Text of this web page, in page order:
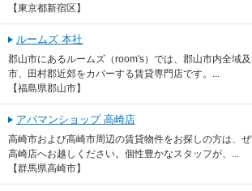
【東京都新宿区】
ルームズ 本社
郡山市にあるルームズ（room's）では、郡山市内全域
市、田村郡近郊をカバーする賃貸専門店です。...
【福島県郡山市】
アパマンショップ 高崎店
高崎市および高崎市周辺の賃貸物件をお探しの方は、
高崎店へお越しください。個性豊かなスタッフが、...
【群馬県高崎市】